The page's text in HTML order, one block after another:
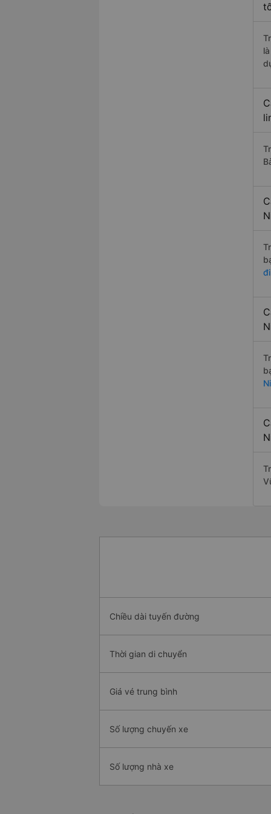
Chiều dài tuyến đường
Thời gian di chuyển
Giá vé trung bình
Số lượng chuyến xe
Số lượng nhà xe